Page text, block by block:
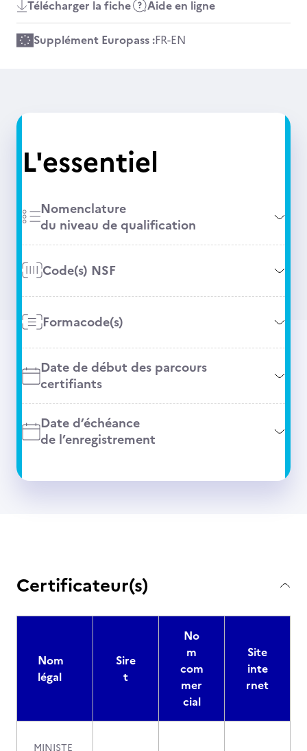
Télécharger la fiche Aide en ligne
Supplément Europass :FR-EN
L'essentiel
Nomenclature
du niveau de qualification
Code(s) NSF
Formacode(s)
Date de début des parcours
certifiants
Date d’échéance
de l’enregistrement
Certificateur(s)
Nom
légal
Sire
t
No
m
com
mer
cial
Site
inte
rnet
MINISTE